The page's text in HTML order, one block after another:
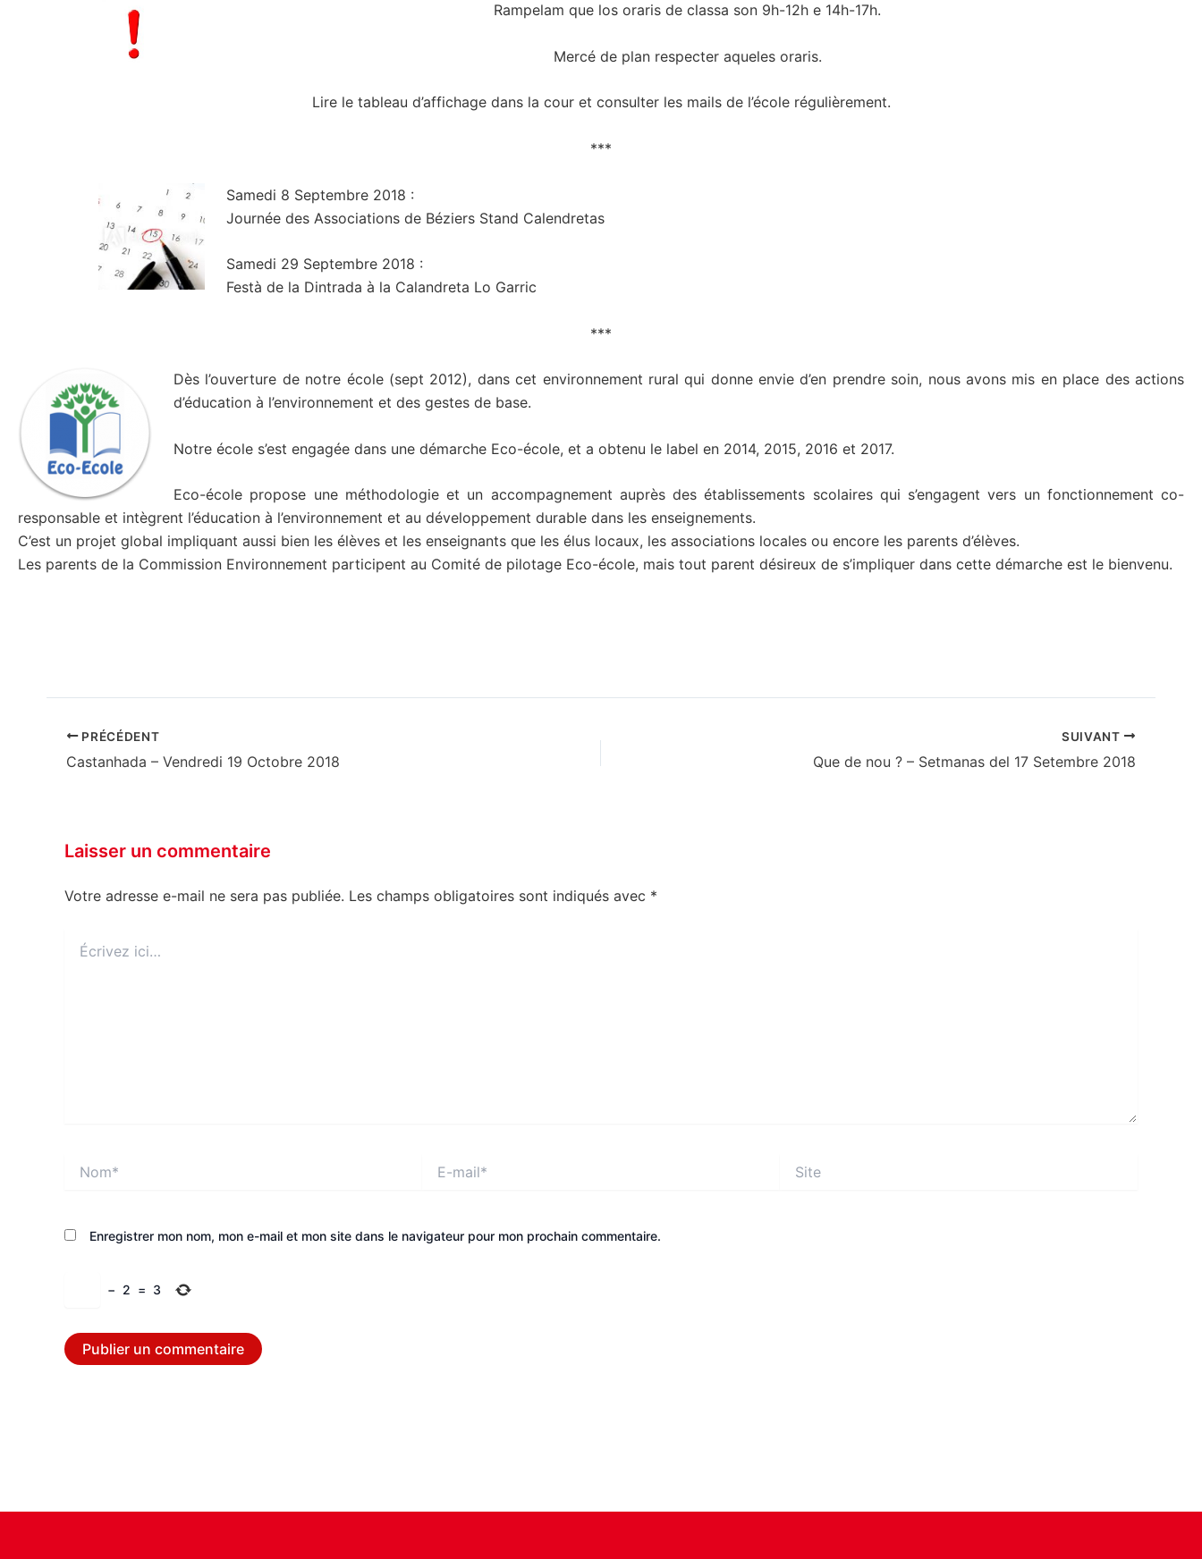
Rampelam que los oraris de classa son 9h-12h e 14h-17h.
Mercé de plan respecter aqueles oraris.
Lire le tableau d’affichage dans la cour et consulter les mails de l’école régulièrement.
***
Samedi 8 Septembre 2018 :
Journée des Associations de Béziers Stand Calendretas
Samedi 29 Septembre 2018 :
Festà de la Dintrada à la Calandreta Lo Garric
***
Dès l’ouverture de notre école (sept 2012), dans cet environnement rural qui donne envie d’en prendre soin, nous avons mis en place des actions
d’éducation à l’environnement et des gestes de base.
Notre école s’est engagée dans une démarche Eco-école, et a obtenu le label en 2014, 2015, 2016 et 2017.
Eco-école propose une méthodologie et un accompagnement auprès des établissements scolaires qui s’engagent vers un fonctionnement co-
responsable et intègrent l’éducation à l’environnement et au développement durable dans les enseignements.
C’est un projet global impliquant aussi bien les élèves et les enseignants que les élus locaux, les associations locales ou encore les parents d’élèves.
Les parents de la Commission Environnement participent au Comité de pilotage Eco-école, mais tout parent désireux de s’impliquer dans cette démarche est le bienvenu.
PRÉCÉDENT
Castanhada – Vendredi 19 Octobre 2018
SUIVANT
Que de nou ? – Setmanas del 17 Setembre 2018
Laisser un commentaire
Votre adresse e-mail ne sera pas publiée. Les champs obligatoires sont indiqués avec *
ici…
mail*
Enregistrer mon nom, mon e-mail et mon site dans le navigateur pour mon prochain commentaire.
− 2 = 3